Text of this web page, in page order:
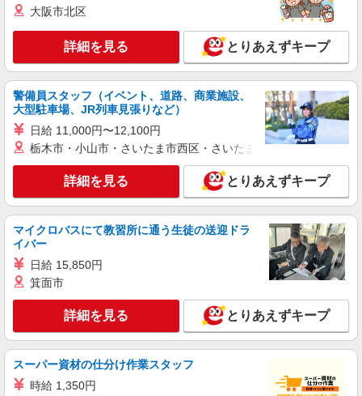
大阪市北区
詳細を見る とりあえずキープ
警備員スタッフ（イベント、道路、商業施設、
大型駐車場、JR列車見張りなど）
日給 11,000円〜12,100円
栃木市・小山市・さいたま市西区・さいたま市岩槻区・久喜市・
詳細を見る とりあえずキープ
マイクロバスにて教習所に通う生徒の送迎ドラ
イバー
日給 15,850円
箕面市
詳細を見る とりあえずキープ
スーパー資材の仕分け作業スタッフ
時給 1,350円